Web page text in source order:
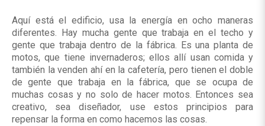
Aquí está el edificio, usa la energía en ocho maneras
diferentes. Hay mucha gente que trabaja en el techo y
gente que trabaja dentro de la fábrica. Es una planta de
motos, que tiene invernaderos; ellos allí usan comida y
también la venden ahí en la cafetería, pero tienen el doble
de gente que trabaja en la fábrica, que se ocupa de
muchas cosas y no solo de hacer motos. Entonces sea
creativo, sea diseñador, use estos principios para
repensar la forma en como hacemos las cosas.